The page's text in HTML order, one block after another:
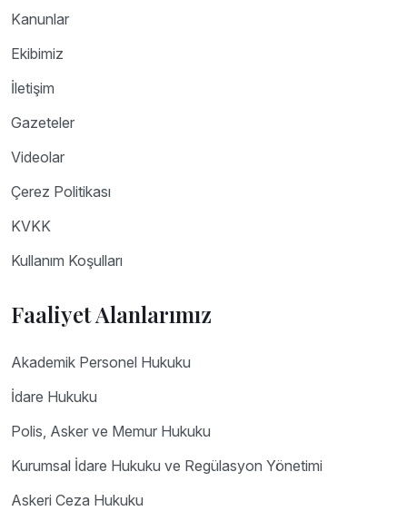
Kanunlar
Ekibimiz
İletişim
Gazeteler
Videolar
Çerez Politikası
KVKK
Kullanım Koşulları
Faaliyet Alanlarımız
Akademik Personel Hukuku
İdare Hukuku
Polis, Asker ve Memur Hukuku
Kurumsal İdare Hukuku ve Regülasyon Yönetimi
Askeri Ceza Hukuku